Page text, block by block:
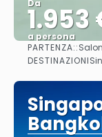
Da
1.953
a persona
PARTENZA::
DESTINAZIONI